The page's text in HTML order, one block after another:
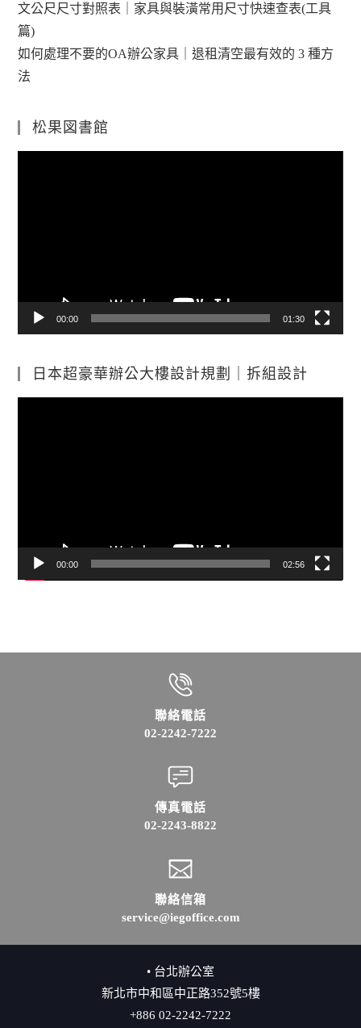
文公尺尺寸對照表｜家具與裝潢常用尺寸快速查表(工具
篇)
如何處理不要的OA辦公家具｜退租清空最有效的 3 種方
法
松果図書館
00:00 01:30
日本超豪華辦公大樓設計規劃｜拆組設計
00:00 02:56
聯絡電話
02-2242-7222
傳真電話
02-2243-8822
聯絡信箱
service@iegoffice.com
• 台北辦公室
新北市中和區中正路352號5樓
+886 02-2242-7222